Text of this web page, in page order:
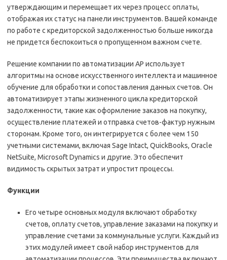
утверждающим и перемещает их через процесс оплаты,
отображая их статус на панели инструментов. Вашей команде
по работе с кредиторской задолженностью больше никогда
не придется беспокоиться о пропущенном важном счете.
Решение компании по автоматизации AP использует
алгоритмы на основе искусственного интеллекта и машинное
обучение для обработки и сопоставления данных счетов. Он
автоматизирует этапы жизненного цикла кредиторской
задолженности, такие как оформление заказов на покупку,
осуществление платежей и отправка счетов-фактур нужным
сторонам. Кроме того, он интегрируется с более чем 150
учетными системами, включая Sage Intact, QuickBooks, Oracle
NetSuite, Microsoft Dynamics и другие. Это обеспечит
видимость скрытых затрат и упростит процессы.
Функции
Его четыре основных модуля включают обработку
счетов, оплату счетов, управление заказами на покупку и
управление счетами за коммунальные услуги. Каждый из
этих модулей имеет свой набор инструментов для